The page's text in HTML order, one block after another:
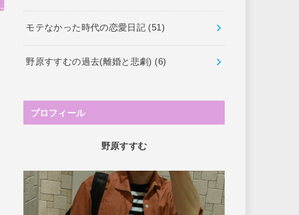
モテなかった時代の恋愛日記 (51)
野原すすむの過去(離婚と悲劇) (6)
プロフィール
野原すすむ